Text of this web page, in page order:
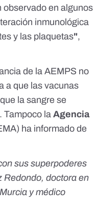
observado en algunos
inmunológica
y las plaquetas",
de la AEMPS no
a que las vacunas
la sangre se
Tampoco la Agencia
ha informado de
sus superpoderes
Redondo, doctora en
y médico